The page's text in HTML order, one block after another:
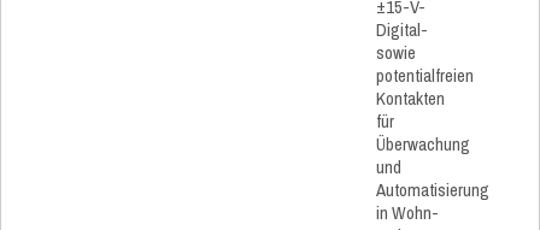
±15-V-
Digital-
sowie
potentialfreien
Kontakten
für
Überwachung
und
Automatisierung
in Wohn-